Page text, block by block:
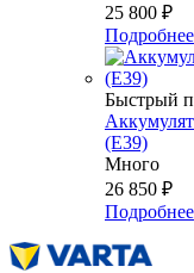
25 800 ₽
Подробнее
Быстрый
(E39)
Много
26 850 ₽
Подробнее